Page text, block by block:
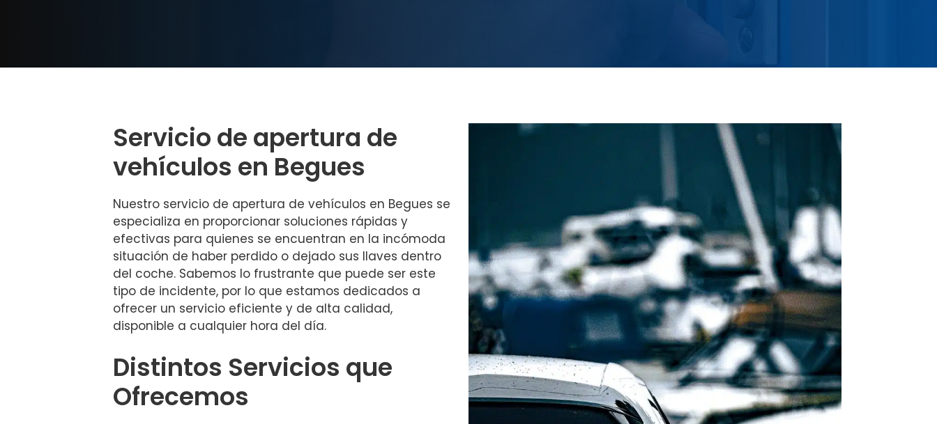
Servicio de apertura de
vehículos en Begues
Nuestro servicio de apertura de vehículos en Begues se
especializa en proporcionar soluciones rápidas y
efectivas para quienes se encuentran en la incómoda
situación de haber perdido o dejado sus llaves dentro
del coche. Sabemos lo frustrante que puede ser este
tipo de incidente, por lo que estamos dedicados a
ofrecer un servicio eficiente y de alta calidad,
disponible a cualquier hora del día.
Distintos Servicios que
Ofrecemos